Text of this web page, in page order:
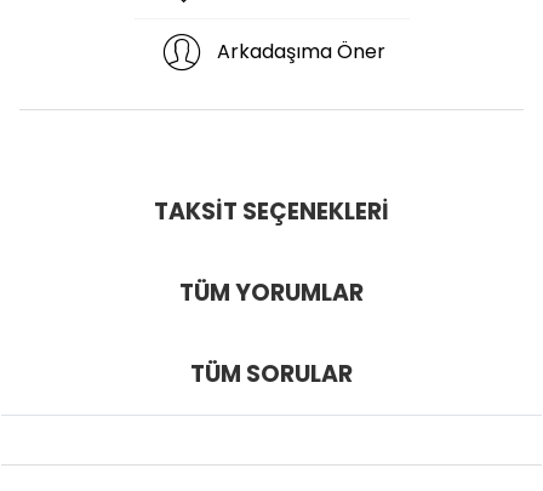
Arkadaşıma Öner
TAKSIT SEÇENEKLERI
TÜM YORUMLAR
TÜM SORULAR